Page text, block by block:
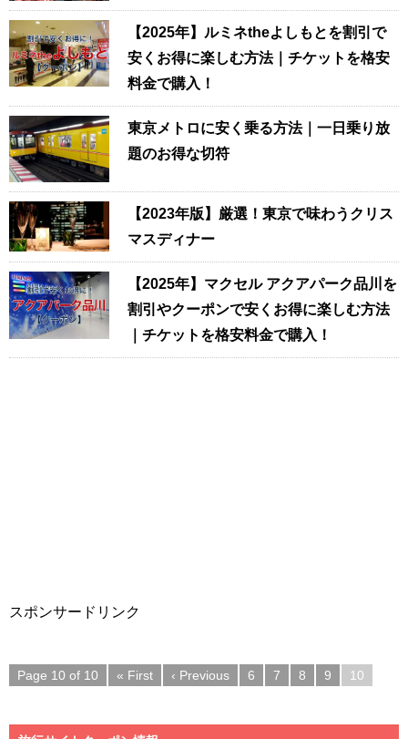
【2025年】ルミネtheよしもとを割引で
安くお得に楽しむ方法｜チケットを格安
料金で購入！
東京メトロに安く乗る方法｜一日乗り放
題のお得な切符
【2023年版】厳選！東京で味わうクリス
マスディナー
【2025年】マクセル アクアパーク品川を
割引やクーポンで安くお得に楽しむ方法
｜チケットを格安料金で購入！
スポンサードリンク
Page 10 of 10 « First ‹ Previous 6 7 8 9 10